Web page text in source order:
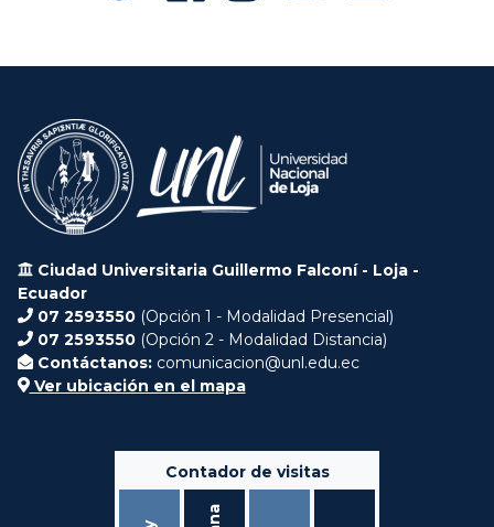
Ciudad Universitaria Guillermo Falconí - Loja -
Ecuador
07 2593550 (Opción 1 - Modalidad Presencial)
07 2593550 (Opción 2 - Modalidad Distancia)
Contáctanos: comunicacion@unl.edu.ec
Ver ubicación en el mapa
Contador de visitas